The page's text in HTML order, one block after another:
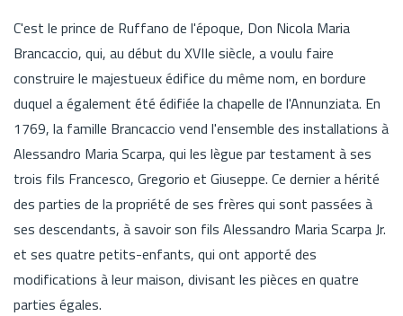
C'est le prince de Ruffano de l'époque, Don Nicola Maria
Brancaccio, qui, au début du XVIIe siècle, a voulu faire
construire le majestueux édifice du même nom, en bordure
duquel a également été édifiée la chapelle de l'Annunziata. En
1769, la famille Brancaccio vend l'ensemble des installations à
Alessandro Maria Scarpa, qui les lègue par testament à ses
trois fils Francesco, Gregorio et Giuseppe. Ce dernier a hérité
des parties de la propriété de ses frères qui sont passées à
ses descendants, à savoir son fils Alessandro Maria Scarpa Jr.
et ses quatre petits-enfants, qui ont apporté des
modifications à leur maison, divisant les pièces en quatre
parties égales.